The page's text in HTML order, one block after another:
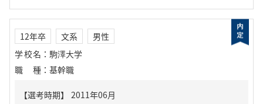
12年卒 文系
男性
学校名 ： 駒澤大学
職種 ： 基幹職